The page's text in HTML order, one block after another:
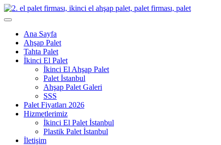
Skip
to
Ana Sayfa
Ahşap Palet
Tahta Palet
İkinci El Palet
İkinci El Ahşap Palet
Palet İstanbul
Ahşap Palet Galeri
SSS
Palet Fiyatları 2026
Hizmetlerimiz
İkinci El Palet İstanbul
Plastik Palet İstanbul
İletişim